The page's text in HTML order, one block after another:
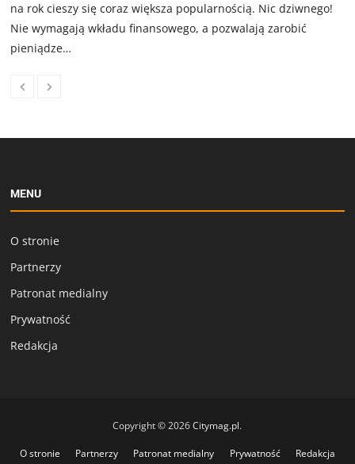
na rok cieszy się coraz większa popularnością. Nic dziwnego!
Nie wymagają wkładu finansowego, a pozwalają zarobić
pieniądze…
MENU
O stronie
Partnerzy
Patronat medialny
Prywatność
Redakcja
Copyright © 2026Citymag.pl.
O stronie Partnerzy Patronat medialny Prywatność Redakcja